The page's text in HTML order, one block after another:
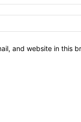
and website in this